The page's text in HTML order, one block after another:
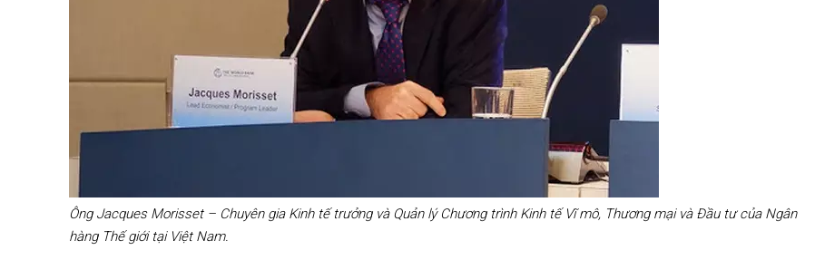
Ông Jacques Morisset – Chuyên gia Kinh tế trưởng và Quản lý Chương trình Kinh tế Vĩ mô, Thương mại và Đầu tư của Ngân
hàng Thế giới tại Việt Nam.